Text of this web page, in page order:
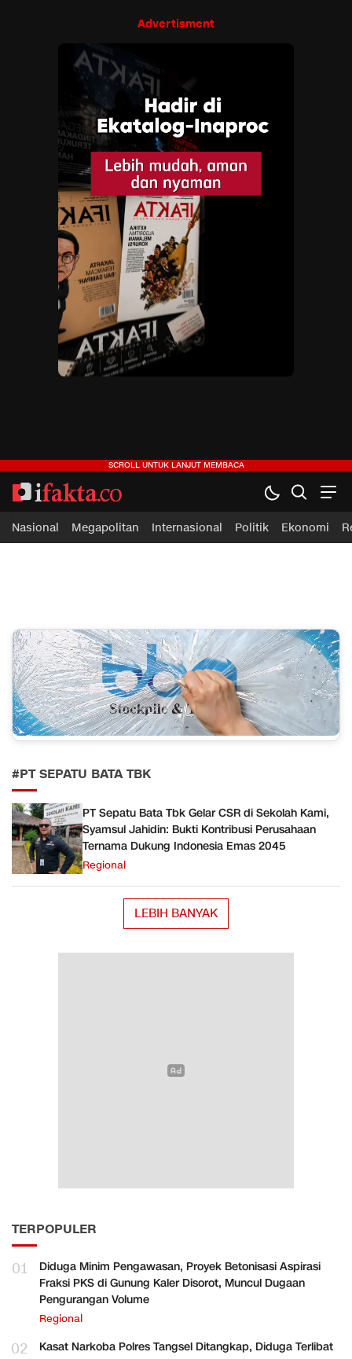
Advertisment
ifakta.co
#pastibenar
Nasional Megapolitan Internasional Politik Ekonomi
#PT SEPATU BATA TBK
PT Sepatu Bata Tbk Gelar CSR di Sekolah Kami,
Syamsul Jahidin: Bukti Kontribusi Perusahaan
Ternama Dukung Indonesia Emas 2045
Regional
LEBIH BANYAK
TERPOPULER
01
Diduga Minim Pengawasan, Proyek Betonisasi Aspirasi
Fraksi PKS di Gunung Kaler Disorot, Muncul Dugaan
Pengurangan Volume
Regional
02
Kasat Narkoba Polres Tangsel Ditangkap, Diduga Terlibat